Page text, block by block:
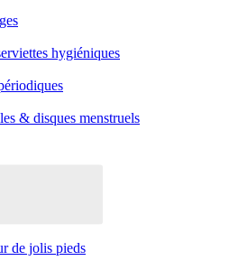
hygiéniques
& disques menstruels
de jolis pieds